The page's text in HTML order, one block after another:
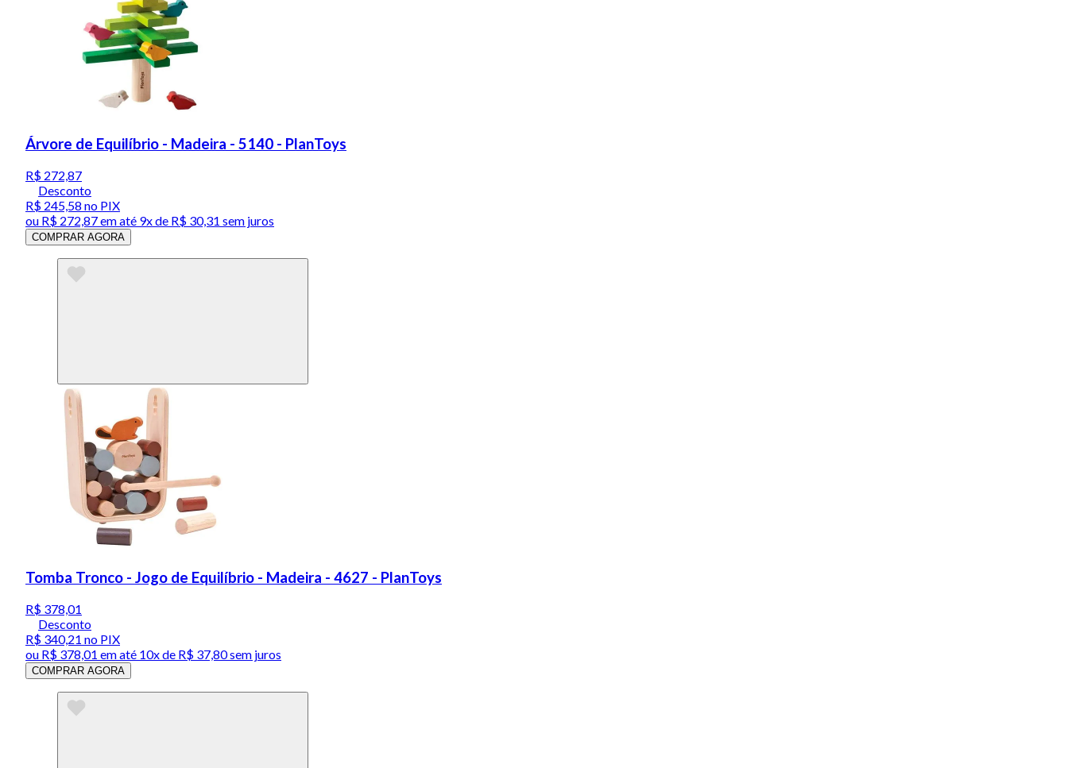
Árvore de Equilíbrio - Madeira - 5140 - PlanToys
R$ 272,87
Desconto
R$ 245,58 no PIX
ou R$ 272,87em até 9x de R$ 30,31 sem juros
COMPRAR AGORA
Tomba Tronco - Jogo de Equilíbrio - Madeira - 4627 - PlanToys
R$ 378,01
Desconto
R$ 340,21 no PIX
ou R$ 378,01 em até 10x de R$ 37,80 sem juros
COMPRAR AGORA